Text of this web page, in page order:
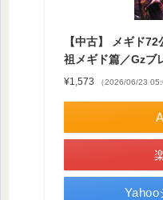
【中古】 メギド
祖メギド篇／Gzブ
¥1,573 （2026/06/23
Yahoo